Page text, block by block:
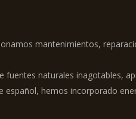
mantenimientos,
fuentes naturales inagotables,
español, hemos incorporado